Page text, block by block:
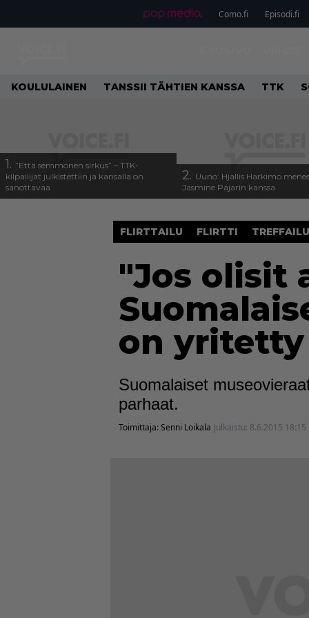
Como.fi Episodi.fi
KOULULAINEN TANSSII TÄHTIEN KANSSA TTK
1. ”Että semmonen sirkus” – TTK-
kilpailijat julkistettiin ja kansalla on
sanottavaa
2. Uuno: Hjallis Harkimo
Jasmine Pajarin kanssa
FLIRTTAILU FLIRTTI TREFFAILU
"Jos olisit
on yritetty
Suomalaiset
parhaat.
Toimittaja:Senni Loikala Julkaistu: 8.6.2015 18:15